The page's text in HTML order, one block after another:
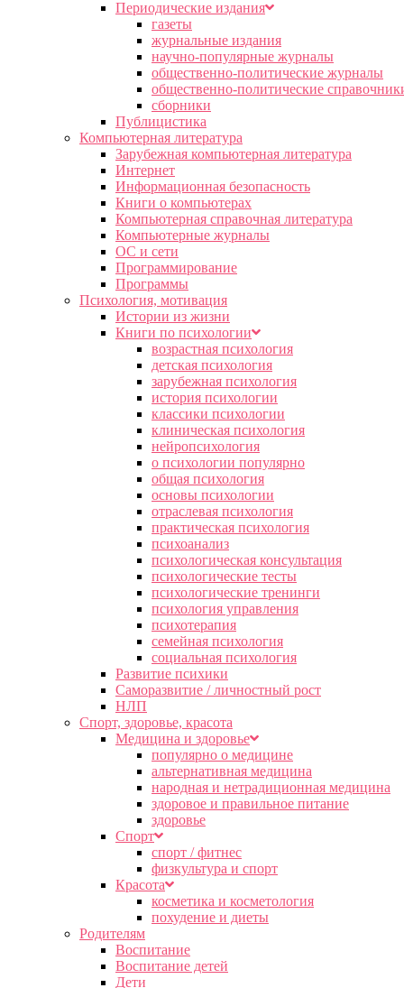
Периодические издания
газеты
журнальные издания
научно-популярные журналы
общественно-политические журналы
общественно-политические
сборники
Публицистика
Компьютерная литература
Зарубежная компьютерная литература
Интернет
Информационная безопасность
Книги о компьютерах
Компьютерная справочная литература
Компьютерные журналы
ОС и сети
Программирование
Программы
Психология, мотивация
Истории из жизни
Книги по психологии
возрастная психология
детская психология
зарубежная психология
история психологии
классики психологии
клиническая психология
нейропсихология
о психологии популярно
общая психология
основы психологии
отраслевая психология
практическая психология
психоанализ
психологическая консультация
психологические тесты
психологические тренинги
психология управления
психотерапия
семейная психология
социальная психология
Развитие психики
Саморазвитие / личностный рост
НЛП
Спорт, здоровье, красота
Медицина и здоровье
популярно о медицине
альтернативная медицина
народная и нетрадиционная медицина
здоровое и правильное питание
здоровье
Спорт
спорт / фитнес
физкультура и спорт
Красота
косметика и косметология
похудение и диеты
Родителям
Воспитание
Воспитание детей
Дети